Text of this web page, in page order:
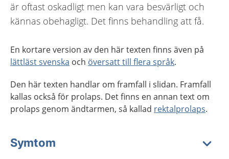
är oftast oskadligt men kan vara besvärligt och
kännas obehagligt. Det finns behandling att få.
En kortare version av den här texten finns även på
lättläst svenska och översatt till flera språk.
Den här texten handlar om framfall i slidan. Framfall
kallas också för prolaps. Det finns en annan text om
prolaps genom ändtarmen, så kallad rektalprolaps.
Symtom